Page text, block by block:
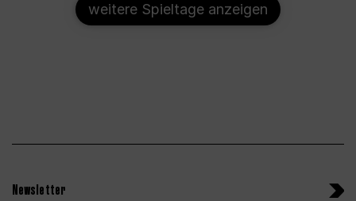
weitere Spieltage anzeigen
Newsletter